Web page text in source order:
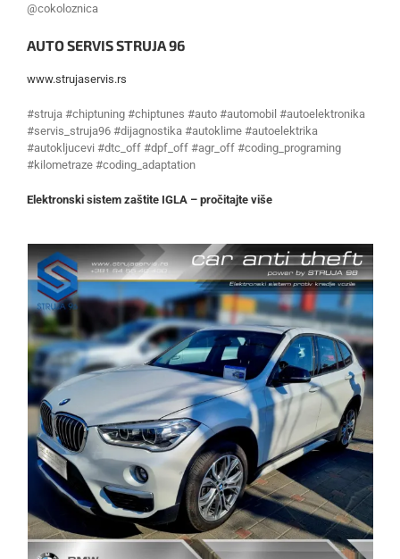
@cokoloznica
AUTO SERVIS STRUJA 96
www.strujaservis.rs
#struja #chiptuning #chiptunes #auto #automobil #autoelektronika
#servis_struja96 #dijagnostika #autoklime #autoelektrika
#autokljucevi #dtc_off #dpf_off #agr_off #coding_programing
#kilometraze #coding_adaptation
Elektronski sistem zaštite IGLA – pročitajte više